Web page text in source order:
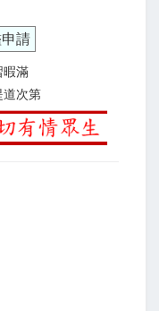
請
暇滿
道次第